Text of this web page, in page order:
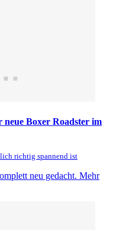
neue Boxer Roadster im
richtig spannend ist
neu gedacht. Mehr